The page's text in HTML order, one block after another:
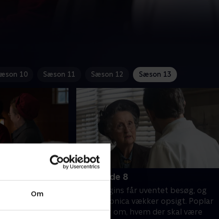
Om
10 Sæson 11 Sæson 12 Sæson 13
Joyce får
8. Episode 8
Miss Higgins får uventet besøg, og
søster Monica vækker opsigt. Poplar
stemmer om, hvem der skal være